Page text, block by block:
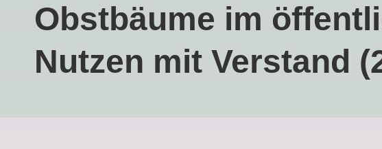
Obstbäume im
Nutzen mit Verstand